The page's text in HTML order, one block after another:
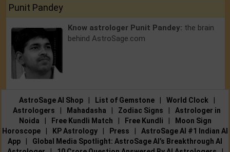
Punit Pandey
Know astrologer Punit Pandey: the brain
behind AstroSage.com
AstroSage AI Shop | List of Gemstone | World Clock
|
Astrologers
| Mahadasha | Zodiac Signs |
Astrologer in
Noida
| Free Kundli Match | Free Kundli |
Moon Sign
Horoscope
| KP Astrology | Press |
AstroSage AI #1 Indian AI
App
|
Global Media Spotlight: AstroSage AI’s Breakthrough AI